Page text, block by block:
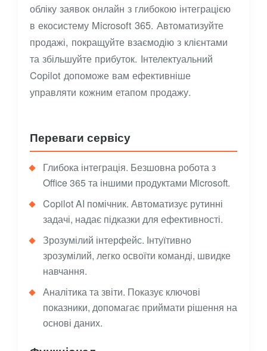
обліку заявок онлайн з глибокою інтеграцією
в екосистему Microsoft 365. Автоматизуйте
продажі, покращуйте взаємодію з клієнтами
та збільшуйте прибуток. Інтелектуальний
Copilot допоможе вам ефективніше
управляти кожним етапом продажу.
Переваги сервісу
Глибока інтеграція. Безшовна робота з
Office 365 та іншими продуктами Microsoft.
Copilot AI помічник. Автоматизує рутинні
задачі, надає підказки для ефективності.
Зрозумілий інтерфейс. Інтуїтивно
зрозумілий, легко освоїти команді, швидке
навчання.
Аналітика та звіти. Показує ключові
показники, допомагає приймати рішення на
основі даних.